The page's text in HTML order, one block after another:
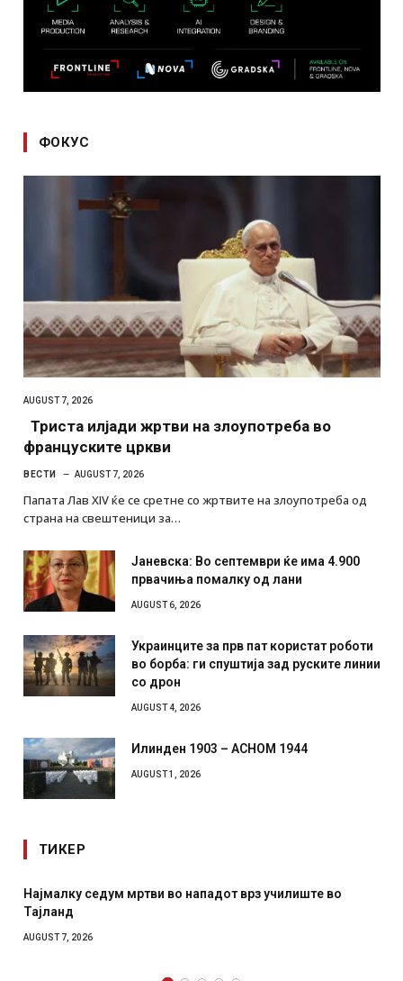
ФОКУС
AUGUST 7, 2026
Триста илјади жртви на злоупотреба во
француските цркви
ВЕСТИ AUGUST 7, 2026
Папата Лав XIV ќе се сретне со жртвите на злоупотреба од
страна на свештеници за…
Јаневска: Во септември ќе има 4.900
првачиња помалку од лани
AUGUST 6, 2026
Украинците за прв пат користат роботи
во борба: ги спуштија зад руските линии
со дрон
AUGUST 4, 2026
Илинден 1903 – АСНОМ 1944
AUGUST 1, 2026
ТИКЕР
во нападот врз училиште во
СОЗИС: Украинците